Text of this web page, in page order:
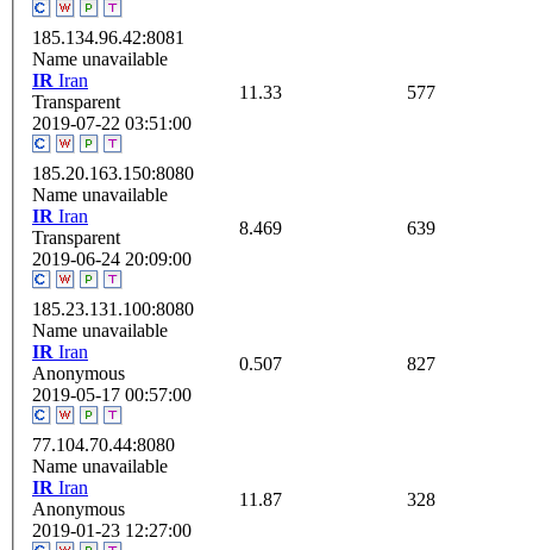
185.134.96.42:8081
Name unavailable
IR Iran
Transparent
2019-07-22 03:51:00
11.33 577
185.20.163.150:8080
Name unavailable
IR Iran
Transparent
2019-06-24 20:09:00
8.469 639
185.23.131.100:8080
Name unavailable
IR Iran
Anonymous
2019-05-17 00:57:00
0.507 827
77.104.70.44:8080
Name unavailable
IR Iran
Anonymous
2019-01-23 12:27:00
11.87 328